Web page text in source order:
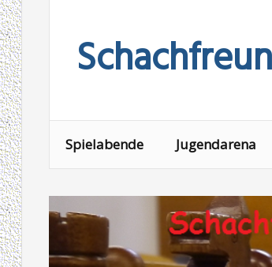
content
Spielabende Jugendarena